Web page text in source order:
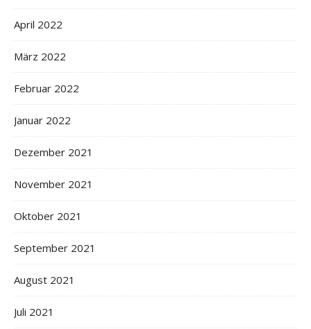
April 2022
März 2022
Februar 2022
Januar 2022
Dezember 2021
November 2021
Oktober 2021
September 2021
August 2021
Juli 2021